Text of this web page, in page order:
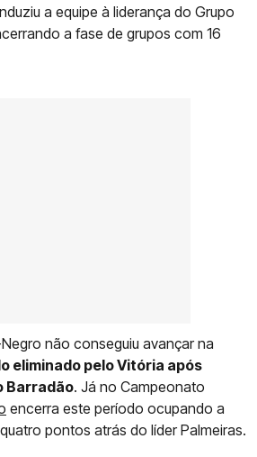
a equipe à liderança do Grupo
a fase de grupos com 16
não conseguiu avançar na
eliminado pelo Vitória após
Barradão. Já no Campeonato
encerra este período ocupando a
pontos atrás do líder Palmeiras.